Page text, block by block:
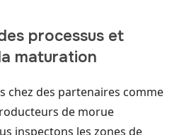
processus et
maturation
chez des partenaires comme
de morue
inspectons les zones de